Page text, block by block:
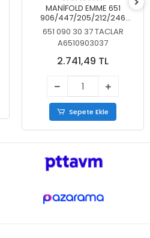
MANİFOLD EMME 651
906/447/205/212/246
KELEBEKSİZ
651 090 30 37 TACLAR
A6510903037
2.741,49 TL
Sepete Ekle